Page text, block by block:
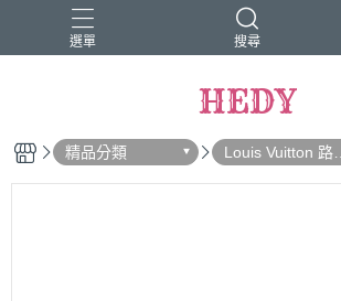
選單 搜尋
HEDY
精品分類
Louis Vuitton 路易
威登